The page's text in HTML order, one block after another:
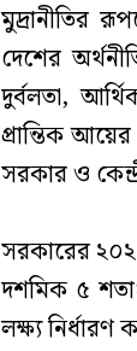
মুদ্রানীতির
দেশের
দুর্বলতা,
প্রান্তিক
সরকার ও
সরকারের
দশমিক ৫
লক্ষ্য নির্ধারণ